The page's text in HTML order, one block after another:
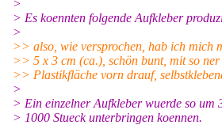
>
> Es koennten folgende Aufkleber
>
>> also, wie versprochen, hab ich mich
>> 5 x 3 cm (ca.), schön bunt, mit so
>> Plastikfläche vorn drauf,
>
> Ein einzelner Aufkleber wuerde so um
> 1000 Stueck unterbringen koennen.